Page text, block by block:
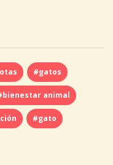
#gatos
animal
#gato